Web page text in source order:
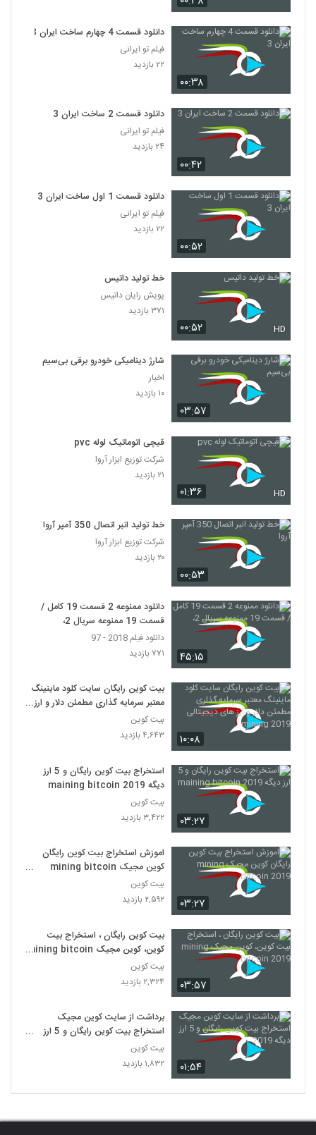
۰۰:۳۸
دانلود قسمت 4 چهارم ساخت ایران 3
فیلم تو ایرانی
۲۲ بازدید
۰۰:۴۲
دانلود قسمت 2 ساخت ایران 3
فیلم تو ایرانی
۲۴ بازدید
۰۰:۵۲
دانلود قسمت 1 اول ساخت ایران 3
فیلم تو ایرانی
۲۲ بازدید
۰۰:۵۲ HD
خط تولید داتیس
پویش رایان داتیس
۳۷۱ بازدید
۰۳:۵۷
شارژ دینامیکی خودرو برقی بی‌سیم
اخبار
۱۰ بازدید
۰۱:۳۶ HD
قیچی اتوماتیک لوله pvc
شرکت توزیع ابزار آروا
۲۱ بازدید
۰۰:۵۳
خط تولید انبر اتصال 350 آمپر آروا
شرکت توزیع ابزار آروا
۲۰ بازدید
۴۵:۱۵
دانلود ممنوعه 2 قسمت 19 کامل /
قسمت 19 ممنوعه سریال 2،
دانلود فیلم 2018 - 97
۷۷۱ بازدید
۱۰:۰۸
بیت کوین رایگان سایت کلود ماینینگ
معتبر سرمایه گذاری مطمئن دلار و ارز
های دیجیتالی mining 2019
بیت کوین
۴,۶۴۳ بازدید
۰۳:۲۷
استخراج بیت کوین رایگان و 5 ارز
دیگه maining bitcoin 2019
بیت کوین
۳,۴۲۲ بازدید
۰۳:۲۷
اموزش استخراج بیت کوین رایگان
کوین مجیک mining bitcoin
2019
بیت کوین
۲,۵۹۲ بازدید
۰۳:۵۷
بیت کوین رایگان ، استخراج بیت
کوین، کوین مجیک mining bitcoin
2019
بیت کوین
۲,۳۲۴ بازدید
۰۱:۵۴
برداشت از سایت کوین مجیک
استخراج بیت کوین رایگان و 5 ارز
دیگه 2019
بیت کوین
۱,۸۳۲ بازدید